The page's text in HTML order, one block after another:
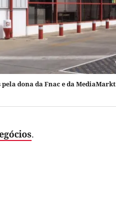
dona da Fnac e da MediaMarkt
.